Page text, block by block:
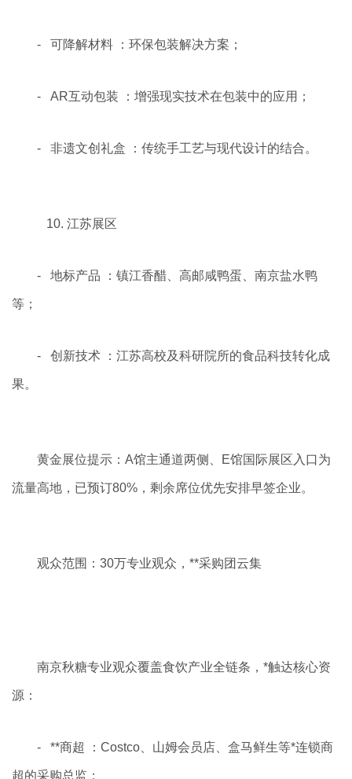
- 可降解材料 ：环保包装解决方案；
- AR互动包装 ：增强现实技术在包装中的应用；
- 非遗文创礼盒 ：传统手工艺与现代设计的结合。
10. 江苏展区
- 地标产品 ：镇江香醋、高邮咸鸭蛋、南京盐水鸭
等；
- 创新技术 ：江苏高校及科研院所的食品科技转化成
果。
黄金展位提示：A馆主通道两侧、E馆国际展区入口为
流量高地，已预订80%，剩余席位优先安排早签企业。
观众范围： 30万专业观众，**采购团云集
南京秋糖专业观众覆盖食饮产业全链条，*触达核心资
源：
- **商超 ：Costco、山姆会员店、盒马鲜生等*连锁商
超的采购总监；